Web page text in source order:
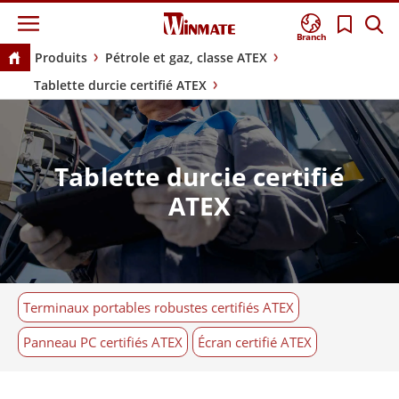
Branch
Produits
Pétrole et gaz, classe ATEX
Tablette durcie certifié ATEX
Tablette durcie certifié
ATEX
Terminaux portables robustes certifiés ATEX
Panneau PC certifiés ATEX
Écran certifié ATEX